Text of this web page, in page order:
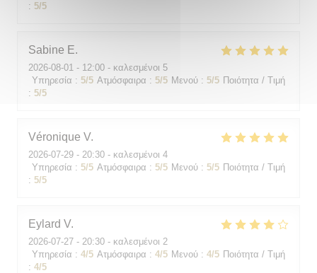
: 5/5
Sabine E
2026-08-01 - 12:00 - καλεσμένοι 5
Υπηρεσία : 5/5 Ατμόσφαιρα : 5/5 Μενού : 5/5 Ποιότητα / Τιμή
: 5/5
Véronique V
2026-07-29 - 20:30 - καλεσμένοι 4
Υπηρεσία : 5/5 Ατμόσφαιρα : 5/5 Μενού : 5/5 Ποιότητα / Τιμή
: 5/5
Eylard V
2026-07-27 - 20:30 - καλεσμένοι 2
Υπηρεσία : 4/5 Ατμόσφαιρα : 4/5 Μενού : 4/5 Ποιότητα / Τιμή
: 4/5